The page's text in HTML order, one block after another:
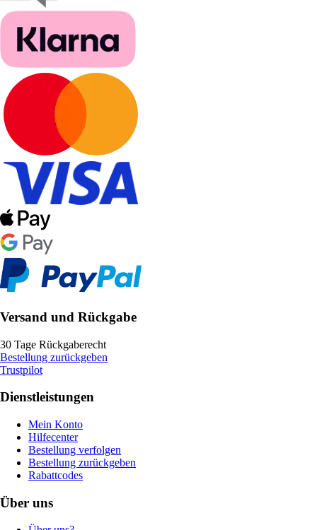
Versand und Rückgabe
30 Tage Rückgaberecht
Bestellung zurückgeben
Trustpilot
Dienstleistungen
Mein Konto
Hilfecenter
Bestellung verfolgen
Bestellung zurückgeben
Rabattcodes
Über uns